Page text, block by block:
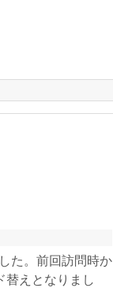
た。前回訪問時か
替えとなりまし